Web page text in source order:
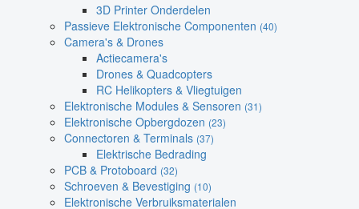
3D Printer Onderdelen
Passieve Elektronische Componenten (40)
Camera's & Drones
Actiecamera's
Drones & Quadcopters
RC Helikopters & Vliegtuigen
Elektronische Modules & Sensoren (31)
Elektronische Opbergdozen (23)
Connectoren & Terminals (37)
Elektrische Bedrading
PCB & Protoboard (32)
Schroeven & Bevestiging (10)
Elektronische Verbruiksmaterialen